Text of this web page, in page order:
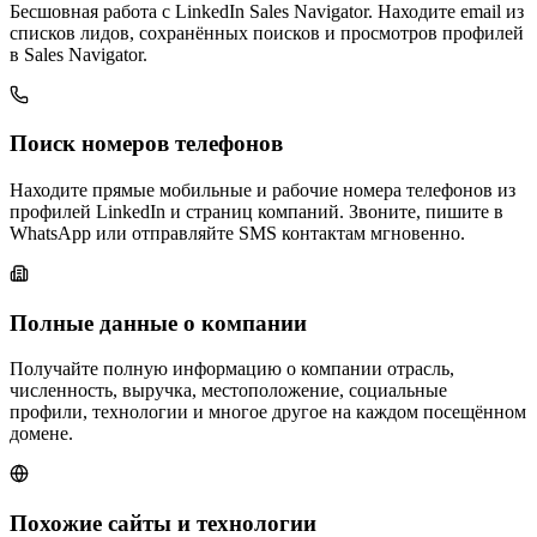
Бесшовная работа с LinkedIn Sales Navigator. Находите email из
списков лидов, сохранённых поисков и просмотров профилей
в Sales Navigator.
Поиск номеров телефонов
Находите прямые мобильные и рабочие номера телефонов из
профилей LinkedIn и страниц компаний. Звоните, пишите в
WhatsApp или отправляйте SMS контактам мгновенно.
Полные данные о компании
Получайте полную информацию о компании отрасль,
численность, выручка, местоположение, социальные
профили, технологии и многое другое на каждом посещённом
домене.
Похожие сайты и технологии